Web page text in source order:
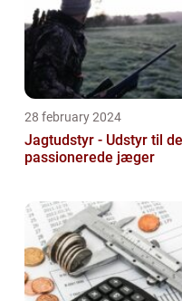
28 february 2024
Jagtudstyr - Udstyr til
passionerede jæger